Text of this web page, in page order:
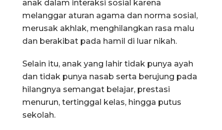
anak dalam interaksi sosial karena
melanggar aturan agama dan norma sosial,
merusak akhlak, menghilangkan rasa malu
dan berakibat pada hamil di luar nikah.
Selain itu, anak yang lahir tidak punya ayah
dan tidak punya nasab serta berujung pada
hilangnya semangat belajar, prestasi
menurun, tertinggal kelas, hingga putus
sekolah.